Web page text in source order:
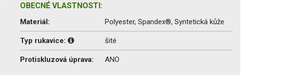
OBECNÉ VLASTNOSTI:
Materiál: Polyester, Spandex®, Syntetická kůže
Typ rukavice: šité
Protiskluzová úprava: ANO